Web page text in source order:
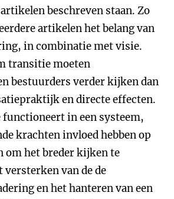
beschreven staan. Zo
artikelen het belang van
in combinatie met visie.
transitie moeten
bestuurders verder kijken dan
en directe effecten.
in een systeem,
krachten invloed hebben op
om het breder kijken te
van de de
en het hanteren van een